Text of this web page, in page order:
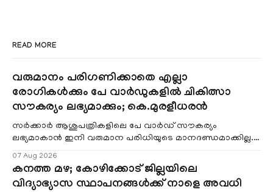
READ MORE
വരുമാനം പരിഗണിക്കാതെ എല്ലാ
രോഗികൾക്കും പേ വാർഡുകളിൽ ചികിത്സാ
സൗകര്യം ലഭ്യമാക്കും; കെ.മുരളീധരൻ
സർക്കാർ ആശുപത്രികളിലെ പേ വാർഡ് സൗകര്യം
ലഭ്യമാകാൻ ഇനി വരുമാന പരിധിയുടെ മാനദണ്ഡമാക്കില്ല.
07 Aug 2026
കനത്ത മഴ; കോഴിക്കോട് ജില്ലയിലെ
വിദ്യാഭ്യാസ സ്ഥാപനങ്ങൾക്ക് നാളെ അവധി